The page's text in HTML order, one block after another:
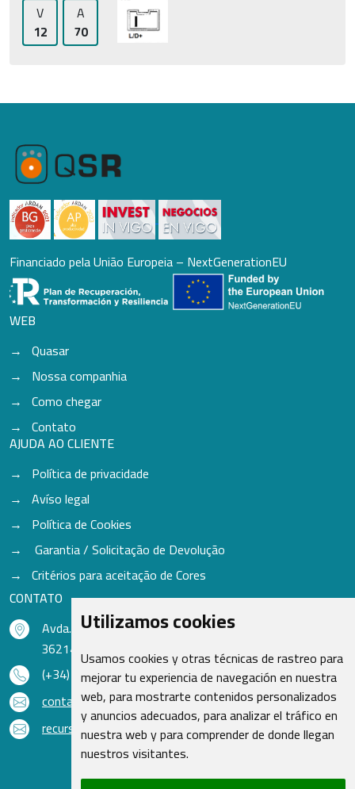
Utilizamos cookies
Usamos cookies y otras técnicas de rastreo para
mejorar tu experiencia de navegación en nuestra
web, para mostrarte contenidos personalizados
y anuncios adecuados, para analizar el tráfico en
nuestra web y para comprender de donde llegan
nuestros visitantes.
V
12
A
70
Financiado pela União Europeia – NextGenerationEU
WEB
Quasar
Nossa companhia
Como chegar
Contato
AJUDA AO CLIENTE
Política de privacidade
Avíso legal
Política de Cookies
Garantia / Solicitação de Devolução
Critérios para aceitação de Cores
CONTATO
Avda. do Freixo - Sardoma, 13
36214 Vigo - Pontevedra - Espanha
(+34) 986 48 16 33
contacto@qsr.es
recursoshumanos@qsr.es